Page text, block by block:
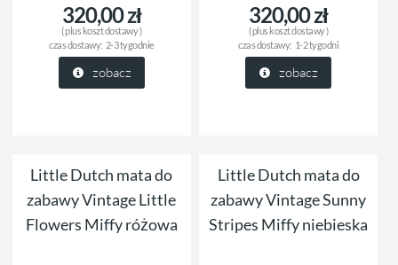
320,00 zł
( plus koszt dostawy)
czas dostawy: 2-3 tygodnie
zobacz
320,00 zł
( plus koszt dostawy)
czas dostawy: 1-2 tygodni
zobacz
Little Dutch mata do
zabawy Vintage Little
Flowers Miffy różowa
Little Dutch mata do
zabawy Vintage Sunny
Stripes Miffy niebieska